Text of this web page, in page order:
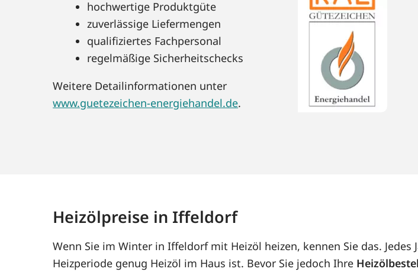
hochwertige Produktgüte
zuverlässige Liefermengen
qualifiziertes Fachpersonal
regelmäßige Sicherheitschecks
Weitere Detailinformationen unter
www.guetezeichen-energiehandel.de.
Heizölpreise in Iffeldorf
Wenn Sie im Winter in Iffeldorf mit Heizöl heizen, kennen Sie das.
Heizperiode genug Heizöl im Haus ist. Bevor Sie jedoch Ihre